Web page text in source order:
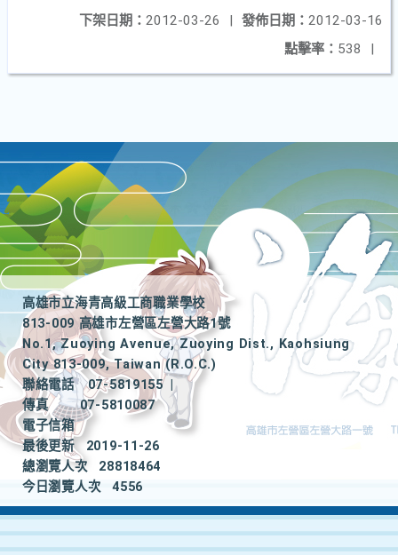
發佈日期： 2012-03-16
下架日期： 2012-03-26
|
點擊率： 538 |
高雄市立海青高級工商職業學校
813-009 高雄市左營區左營大路1號
No.1, Zuoying Avenue, Zuoying Dist., Kaohsiung
City 813-009, Taiwan (R.O.C.)
聯絡電話
07-5819155
|
傳真
07-5810087
電子信箱
最後更新
2019-11-26
總瀏覽人次
28818464
今日瀏覽人次
4556